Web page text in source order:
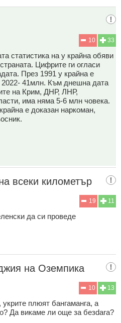
33
10
статистика на у крайна обяви
Цифрите ги огласи
През 1991 у крайна е
41млн. Към днешна дата
на Крим, ДНР, ЛНР,
има няма 5-6 млн човека.
е доказан наркоман,
всеки километър
11
19
да си проведе
на Оземпика
13
10
плюят бангaмaнга, а
Да викаме ли още за безdаrа?